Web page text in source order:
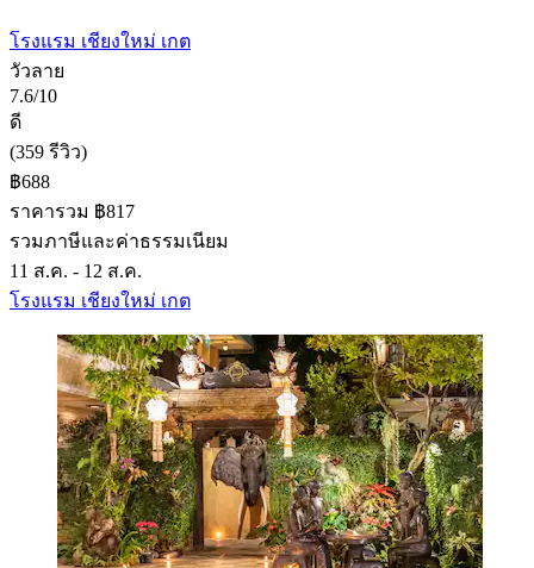
โรงแรม เชียงใหม่ เกต
วัวลาย
7.6/10
ดี
(359 รีวิว)
฿688
ราคารวม ฿817
รวมภาษีและค่าธรรมเนียม
11 ส.ค. - 12 ส.ค.
โรงแรม เชียงใหม่ เกต